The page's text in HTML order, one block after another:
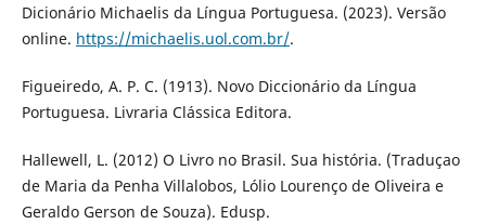
Dicionário Michaelis da Língua Portuguesa. (2023). Versão
online. https://michaelis.uol.com.br/.
Figueiredo, A. P. C. (1913). Novo Diccionário da Língua
Portuguesa. Livraria Clássica Editora.
Hallewell, L. (2012) O Livro no Brasil. Sua história. (Traduçao
de Maria da Penha Villalobos, Lólio Lourenço de Oliveira e
Geraldo Gerson de Souza). Edusp.